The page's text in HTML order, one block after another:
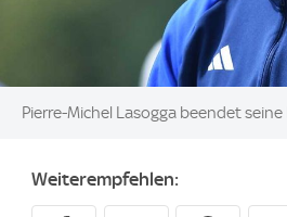
Image:
Pierre-Michel Lasogga beendet seine
Weiterempfehlen: